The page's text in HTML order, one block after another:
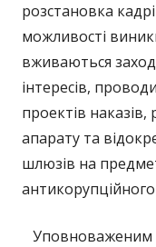
розстановка
можливості
вживаються
інтересів,
проектів
апарату та
шлюзів на
Уповноваженим